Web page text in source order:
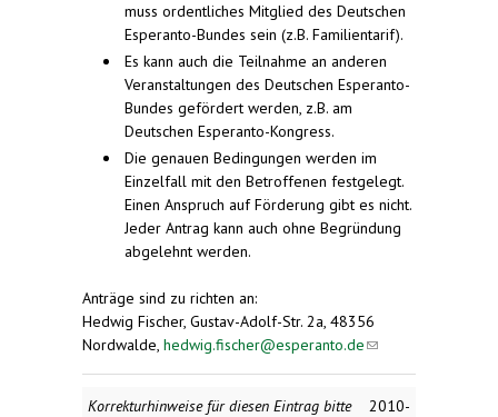
muss ordentliches Mitglied des Deutschen
Esperanto-Bundes sein (z.B. Familientarif).
Es kann auch die Teilnahme an anderen
Veranstaltungen des Deutschen Esperanto-
Bundes gefördert werden, z.B. am
Deutschen Esperanto-Kongress.
Die genauen Bedingungen werden im
Einzelfall mit den Betroffenen festgelegt.
Einen Anspruch auf Förderung gibt es nicht.
Jeder Antrag kann auch ohne Begründung
abgelehnt werden.
Anträge sind zu richten an:
Hedwig Fischer, Gustav-Adolf-Str. 2a, 48356
Nordwalde, hedwig.fischer@esperanto.de(link
Korrekturhinweise für diesen Eintrag bitte
2010-